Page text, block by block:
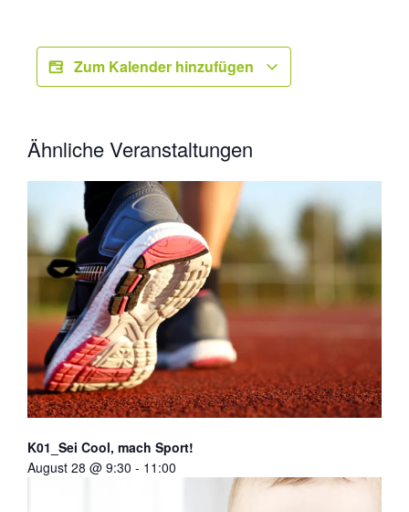
Zum Kalender hinzufügen
Ähnliche Veranstaltungen
K01_Sei Cool, mach Sport!
August 28 @ 9:30 - 11:00